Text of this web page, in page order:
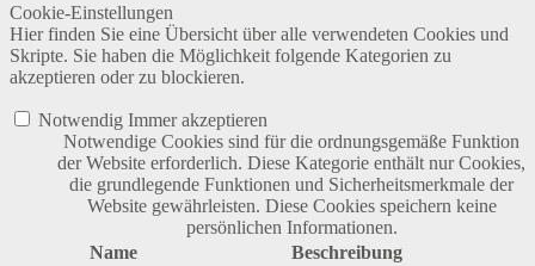
Cookie-Einstellungen
Hier finden Sie eine Übersicht über alle verwendeten Cookies und
Skripte. Sie haben die Möglichkeit folgende Kategorien zu
akzeptieren oder zu blockieren.
Notwendig Immer akzeptieren
Notwendige Cookies sind für die ordnungsgemäße Funktion
der Website erforderlich. Diese Kategorie enthält nur Cookies,
die grundlegende Funktionen und Sicherheitsmerkmale der
Website gewährleisten. Diese Cookies speichern keine
persönlichen Informationen.
Name
Beschreibung